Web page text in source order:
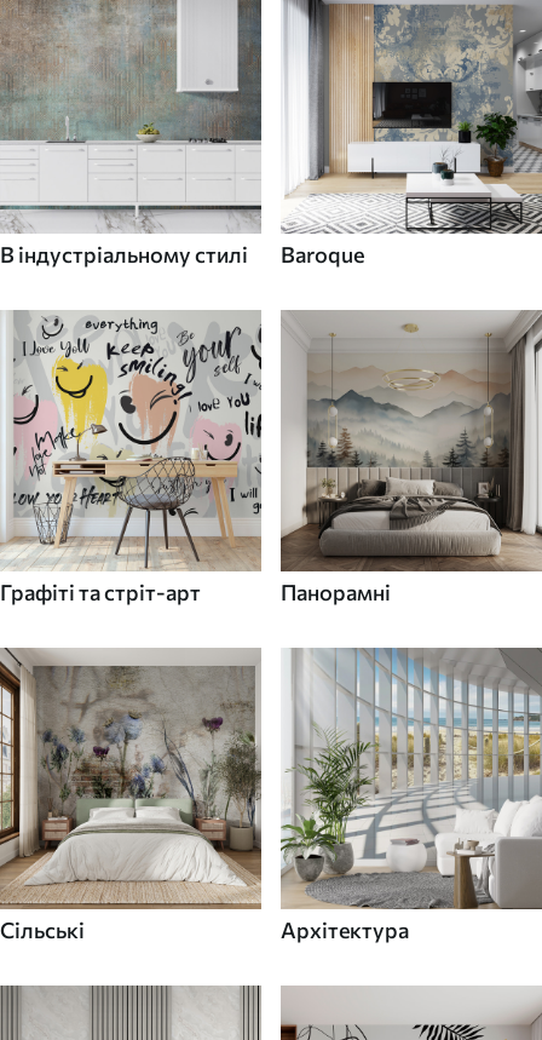
В індустріальному стилі Baroque
Графіті та стріт-арт Панорамні
Сільські Архітектура